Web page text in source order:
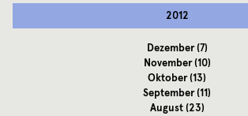
2012
Dezember(7)
November(10)
Oktober(13)
September(11)
August(23)